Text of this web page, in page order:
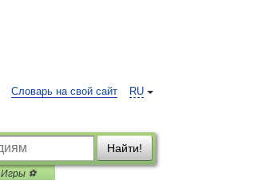
RU
Словарь на свой сайт
Найти!
Игры ⚽